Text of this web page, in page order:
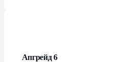
Апгрейд6